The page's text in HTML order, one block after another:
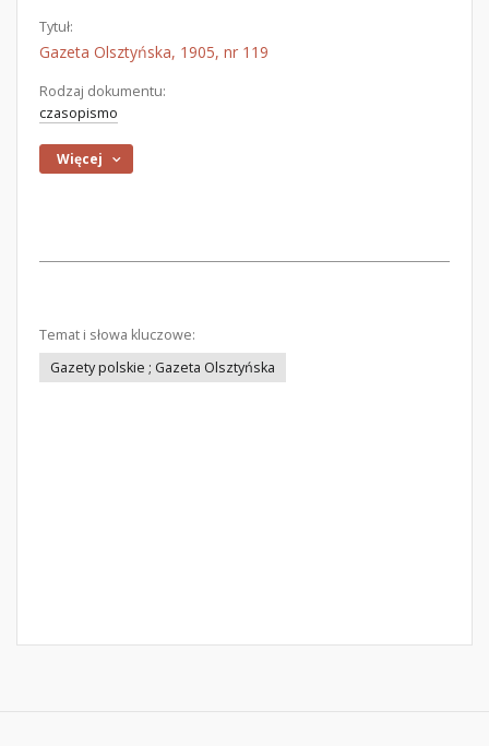
Tytuł:
Gazeta Olsztyńska, 1905, nr 119
Rodzaj dokumentu:
czasopismo
Więcej
Temat i słowa kluczowe:
Gazety polskie ; Gazeta Olsztyńska